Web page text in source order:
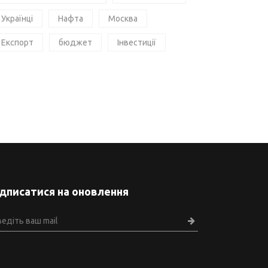
Українці Нафта Москва
Експорт бюджет Інвестиції
на оновлення